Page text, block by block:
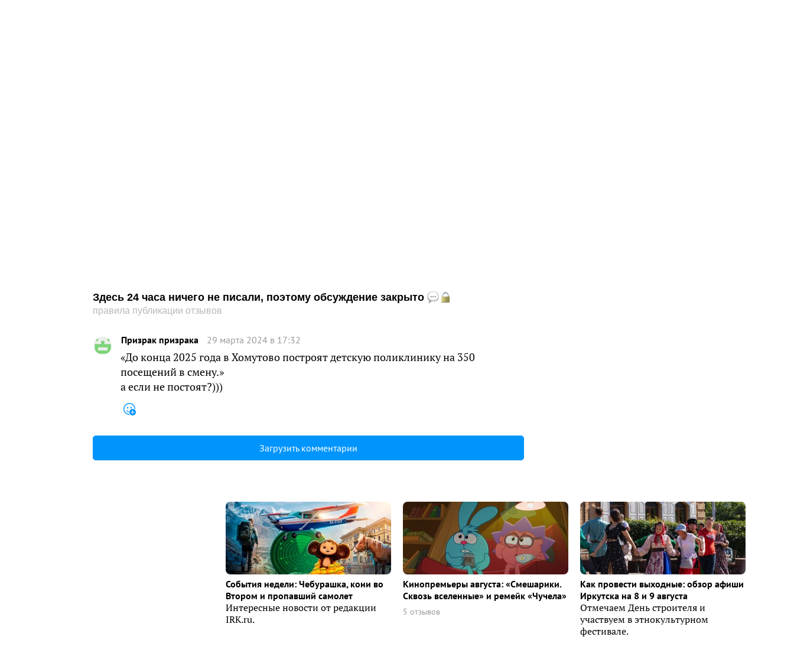
Здесь 24 часа ничего не писали, поэтому обсуждение закрыто
правила публикации отзывов
Призрак призрака 29 марта 2024 в 17:32
«До конца 2025 года в Хомутово построят детскую поликлинику на 350
посещений в смену.»
а если не постоят?)))
Загрузить комментарии
События недели: Чебурашка, кони во
Втором и пропавший самолет
Интересные новости от редакции
IRK.ru.
Кинопремьеры августа: «Смешарики.
Сквозь вселенные» и ремейк «Чучела»
5 отзывов
Как провести выходные: обзор афиши
Иркутска на 8 и 9 августа
Отмечаем День строителя и
участвуем в этнокультурном
фестивале.